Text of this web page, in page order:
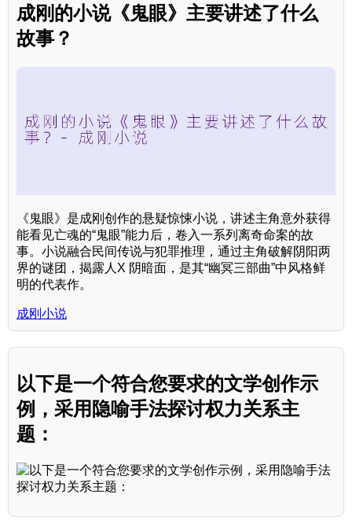
成刚的小说《鬼眼》主要讲述了什么
故事？
《鬼眼》是成刚创作的悬疑惊悚小说，讲述主角意外获得
能看见亡魂的“鬼眼”能力后，卷入一系列离奇命案的故
事。小说融合民间传说与犯罪推理，通过主角破解阴阳两
界的谜团，揭露人X 阴暗面，是其“幽冥三部曲”中风格鲜
明的代表作。
成刚小说
以下是一个符合您要求的文学创作示
例，采用隐喻手法探讨权力关系主
题：